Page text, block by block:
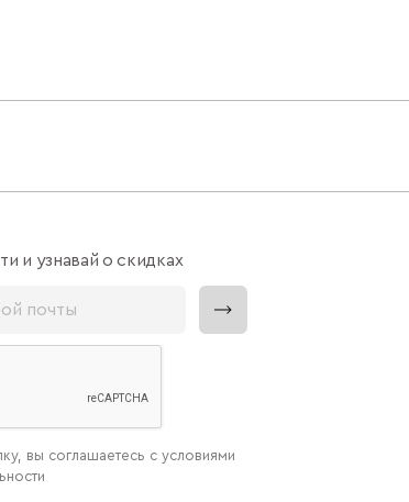
и узнавай о скидках
вы соглашаетесь с условиями